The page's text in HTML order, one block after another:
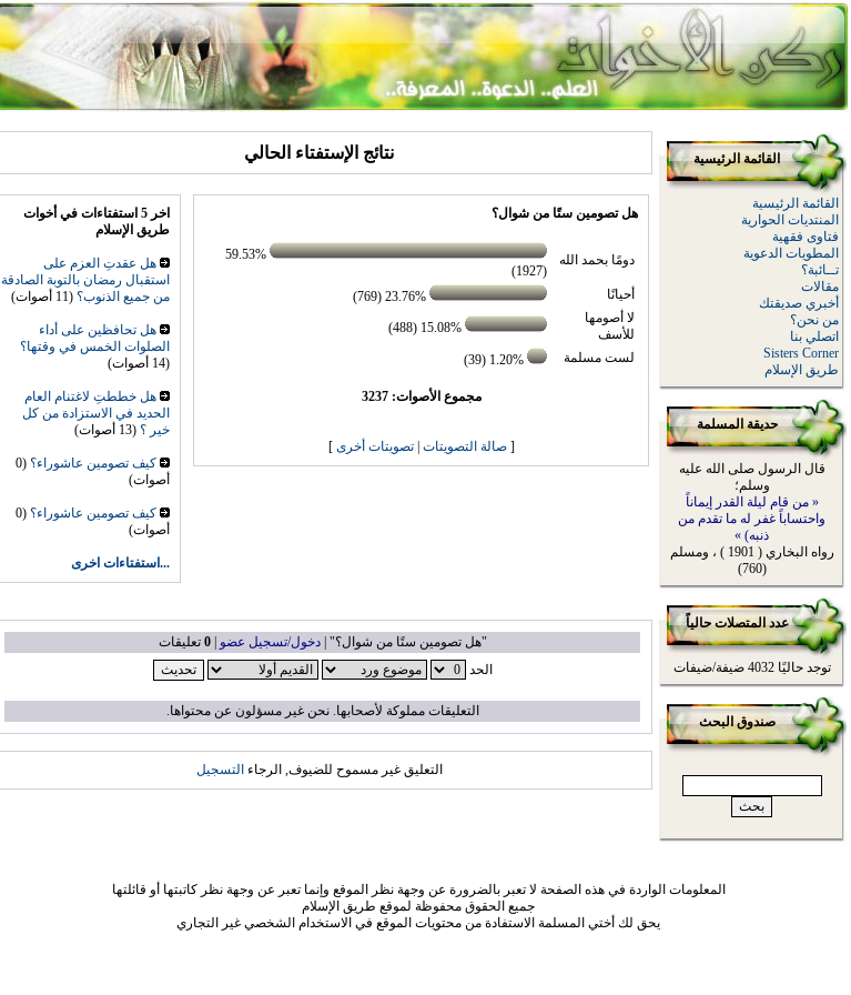
القائمة الرئيسية
القائمة الرئيسية
المنتديات الحوارية
فتاوى فقهية
المطويات الدعوية
تــائبة؟
مقالات
أخبري صديقتك
من نحن؟
اتصلي بنا
Sisters Corner
طريق الإسلام
حديقة المسلمة
قال الرسول صلى الله عليه
وسلم؛
« من قام ليلة القدر إيماناً
واحتساباً غفر له ما تقدم من
ذنبه) »
رواه البخاري ( 1901 ) ، ومسلم
(760)
عدد المتصلات حالياً
توجد حاليًا 4032 ضيفة/ضيفات
صندوق البحث
نتائج الإستفتاء الحالي
هل تصومين ستًا من شوال؟
دومًا بحمد الله
59.53%
(1927)
أحيانًا
لا أصومها
للأسف
لست مسلمة
مجموع الأصوات: 3237
[صالة التصويتات |تصويتات أخرى ]
اخر 5 استفتاءات في أخوات
طريق الإسلام
هل عقدتِ العزم على
استقبال رمضان بالتوبة الصادقة
من جميع الذنوب؟ (11 أصوات)
هل تحافظين على أداء
الصلوات الخمس في وقتها؟
(14 أصوات)
هل خططتِ لاغتنام العام
الحديد في الاستزادة من كل
خير ؟ (13 أصوات)
كيف تصومين عاشوراء؟ (0
أصوات)
كيف تصومين عاشوراء؟ (0
أصوات)
...استفتاءات اخرى
"هل تصومين ستًا من شوال؟" |دخول/تسجيل عضو |
0 تعليقات
الحد
التعليقات مملوكة لأصحابها. نحن غير مسؤلون عن محتواها.
التعليق غير مسموح للضيوف, الرجاء التسجيل
المعلومات الواردة في هذه الصفحة لا تعبر بالضرورة عن وجهة نظر الموقع وإنما تعبر عن وجهة نظر كاتبتها أو قائلتها
جميع الحقوق محفوظة لموقع طريق الإسلام
يحق لك أختي المسلمة الاستفادة من محتويات الموقع في الاستخدام الشخصي غير التجاري